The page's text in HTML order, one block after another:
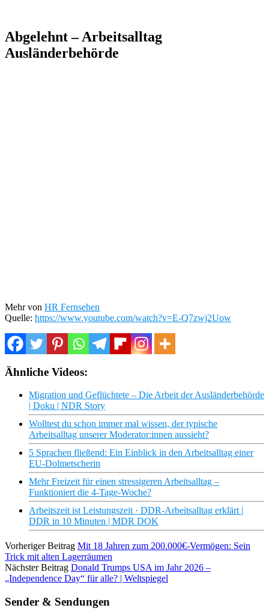
Abgelehnt – Arbeitsalltag
Ausländerbehörde
Mehr von HR Fernsehen
Quelle: https://www.youtube.com/watch?v=E-Q7zwj2Uow
Ähnliche Videos:
Migration und Geflüchtete – Die Arbeit der Ausländerbehörde
| Doku | NDR Story
Wolltest du schon immer mal wissen, der typische
Arbeitsalltag unserer Moderator:innen aussieht?
5 Sprachen fließend: Ein Einblick in den Arbeitsalltag einer
EU-Dolmetscherin
Mehr Freizeit für einen stressigeren Arbeitsalltag –
Funktioniert die 4-Tage-Woche?
Arbeitszeit ist Leistungszeit · DDR-Arbeitsalltag erklärt |
DDR in 10 Minuten | MDR DOK
Vorheriger Beitrag Mit 18 Jahren zum 200.000€-Vermögen: Sein
Trick mit alten Lagerräumen
Nächster Beitrag Donald Trumps USA im Jahr 2026 –
„Independence Day“ für alle? | Weltspiegel
Sender & Sendungen